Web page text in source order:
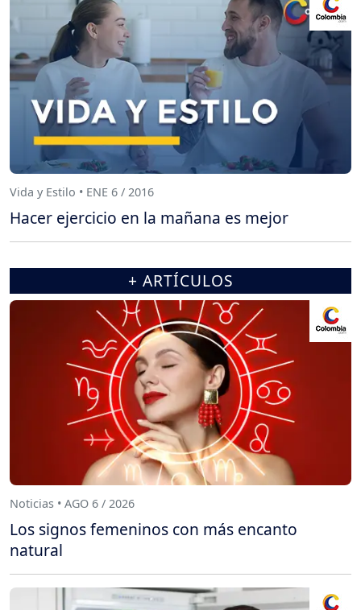
Vida y Estilo • ENE 6 / 2016
Hacer ejercicio en la mañana es mejor
+ ARTÍCULOS
Noticias • AGO 6 / 2026
Los signos femeninos con más encanto
natural